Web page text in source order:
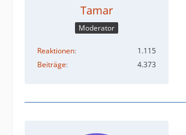
Tamar
Moderator
Reaktionen
1.115
Beiträge
4.373